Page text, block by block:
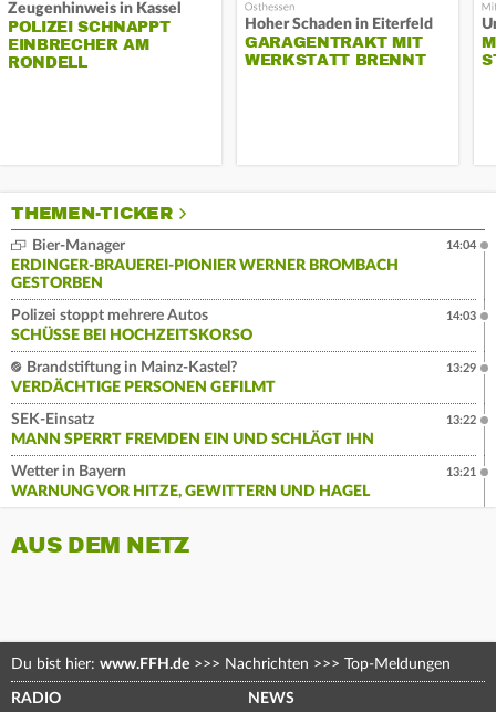
Zeugenhinweis in Kassel
POLIZEI SCHNAPPT
EINBRECHER AM
RONDELL
Hoher Schaden in Eiterfeld
GARAGENTRAKT MIT
WERKSTATT BRENNT
THEMEN-TICKER
Bier-Manager
ERDINGER-BRAUEREI-PIONIER WERNER BROMBACH
GESTORBEN
14:04
Polizei stoppt mehrere Autos
SCHÜSSE BEI HOCHZEITSKORSO
14:03
Brandstiftung in Mainz-Kastel?
VERDÄCHTIGE PERSONEN GEFILMT
13:29
SEK-Einsatz
MANN SPERRT FREMDEN EIN UND SCHLÄGT IHN
13:22
Wetter in Bayern
WARNUNG VOR HITZE, GEWITTERN UND HAGEL
13:21
AUS DEM NETZ
Du bist hier: www.FFH.de >>> Nachrichten >>> Top-Meldungen
RADIO NEWS